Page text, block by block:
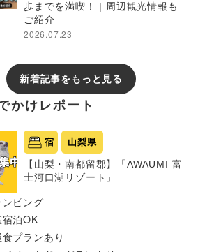
歩までを満喫！ | 周辺観光情報も
ご紹介
2026.07.23
新着記事をもっと見る
かけレポート
宿 山梨県
【山梨・南都留郡】「AWAUMI 富
士河口湖リゾート」
ンピング
宿泊OK
プランあり